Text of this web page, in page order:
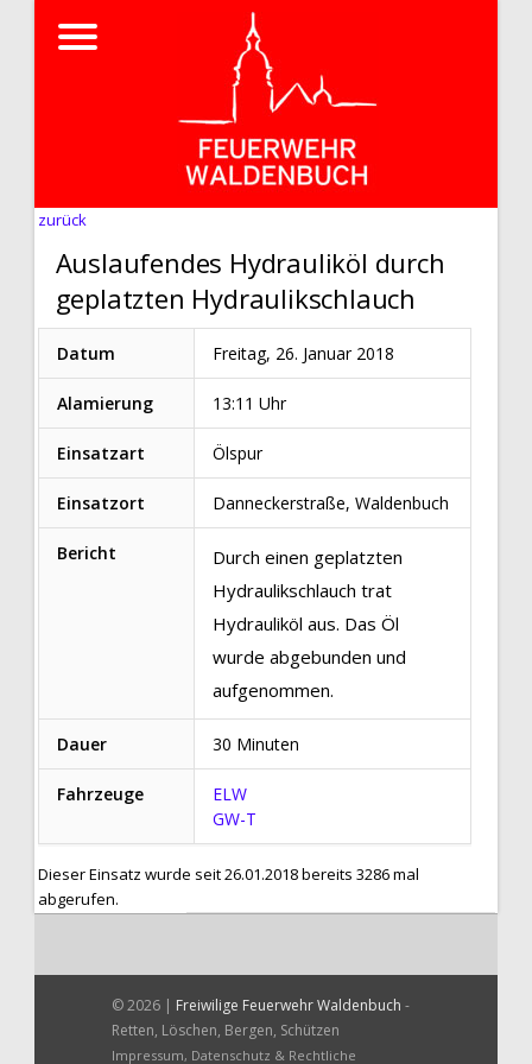
zurück
Auslaufendes Hydrauliköl durch
geplatzten Hydraulikschlauch
Datum Freitag, 26. Januar 2018
Alamierung 13:11 Uhr
Einsatzart Ölspur
Einsatzort Danneckerstraße, Waldenbuch
Bericht
Durch einen geplatzten
Hydraulikschlauch trat
Hydrauliköl aus. Das Öl
wurde abgebunden und
aufgenommen.
Dauer 30 Minuten
Fahrzeuge
ELW
GW-T
Dieser Einsatz wurde seit 26.01.2018 bereits 3286 mal
abgerufen.
© 2026 | Freiwilige Feuerwehr Waldenbuch -
Retten, Löschen, Bergen, Schützen
Impressum, Datenschutz & Rechtliche